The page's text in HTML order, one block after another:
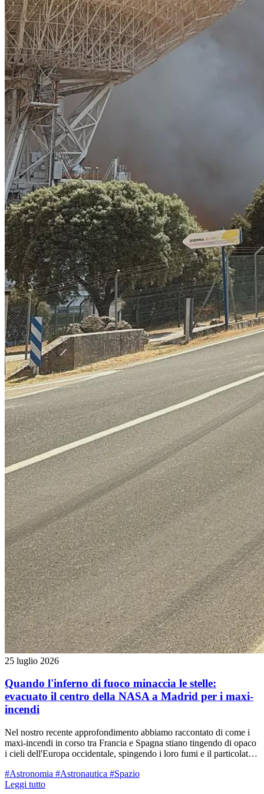
25 luglio 2026
Quando l'inferno di fuoco minaccia le stelle:
evacuato il centro della NASA a Madrid per i maxi-
incendi
Nel nostro recente approfondimento abbiamo raccontato di come i
maxi-incendi in corso tra Francia e Spagna stiano tingendo di opaco
i cieli dell'Europa occidentale, spingendo i loro fumi e il particolato
centinaia di migliaia di sfollati, il rogo divampato a ovest di Madrid
ha rischiato di spegnere letteralmente gli "occhi" con cui l'umanità
#Astronomia #Astronautica #Spazio
Leggi tutto